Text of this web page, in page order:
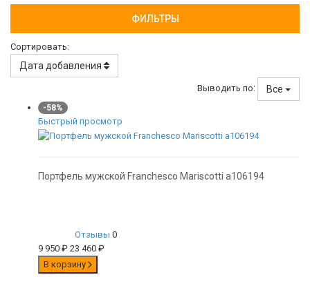
ФИЛЬТРЫ
Сортировать:
Дата добавления
Выводить по: Все
-58%
Быстрый просмотр
Портфель мужской Franchesco Mariscotti а106194
Отзывы 0
9 950 ₽ 23 460 ₽
В корзину